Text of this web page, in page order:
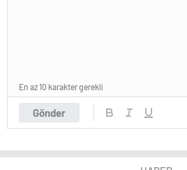
Gönder
En az 10 karakter gerekli